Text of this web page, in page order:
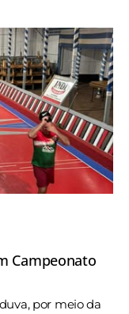
Campeonato
por meio da